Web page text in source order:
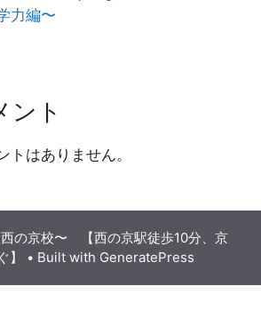
力編〜
ント
トはありません。
の京校〜 【西の京駅徒歩10分、京
】
• Built with GeneratePress